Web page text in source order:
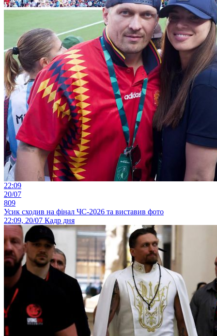
22:09
20/07
809
Усик сходив на фінал ЧС-2026 та виставив фото
22:09, 20/07 Кадр дня